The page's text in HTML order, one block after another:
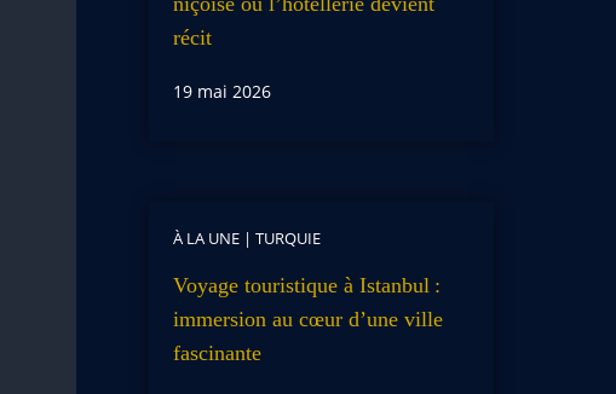
récit
19 mai 2026
À LA UNE| TURQUIE
Voyage touristique à Istanbul :
immersion au cœur d’une ville
fascinante